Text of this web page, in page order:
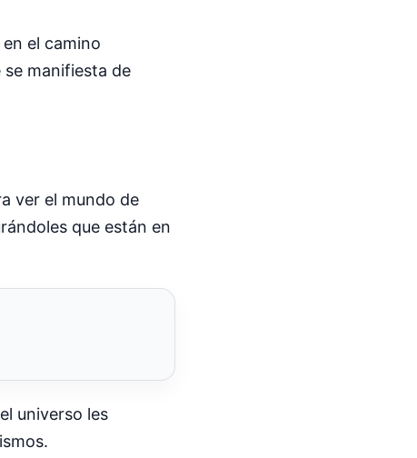
el camino
manifiesta de
ver el mundo de
que están en
universo les